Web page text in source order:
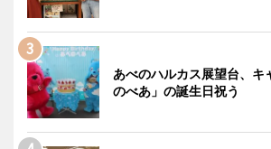
あべのハルカス展望台、キ
のべあ」の誕生日祝う